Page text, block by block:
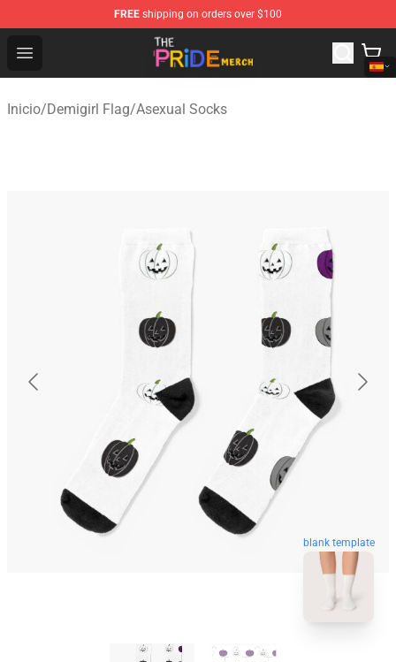
FREE shipping on orders over $100
Open menu
The Pride Shop - Official The Pride Merchandise Store
Inicio/Demigirl Flag/Asexual Socks
blank template